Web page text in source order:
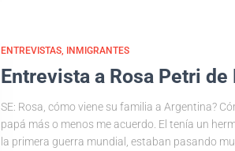
ENTREVISTAS INMIGRANTES
Entrevista a Rosa Petri
SE: Rosa, cómo viene su familia a Argentina?
papá más o menos me acuerdo. El tenía un
la primera guerra mundial, estaban pasando